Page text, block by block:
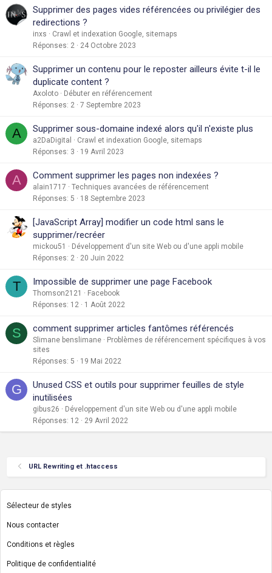
Supprimer des pages vides référencées ou privilégier des
redirections ?
inxs
Crawl et indexation Google, sitemaps
Réponses 2 24 Octobre 2023
Supprimer un contenu pour le reposter ailleurs évite t-il le
duplicate content ?
Axoloto
Débuter en référencement
Réponses 2 7 Septembre 2023
A Supprimer sous-domaine indexé alors qu'il n'existe plus
a2DaDigital
Crawl et indexation Google, sitemaps
Réponses 3 19 Avril 2023
A Comment supprimer les pages non indexées ?
alain1717
Techniques avancées de référencement
Réponses 5 18 Septembre 2023
[JavaScript Array] modifier un code html sans le
supprimer/recréer
mickou51
Développement d'un site Web ou d'une appli mobile
Réponses 2 20 Juin 2022
T Impossible de supprimer une page Facebook
Thomson2121
Facebook
Réponses 12 1 Août 2022
S comment supprimer articles fantômes référencés
Slimane benslimane
Problèmes de référencement spécifiques à vos
sites
Réponses 5 19 Mai 2022
G
Unused CSS et outils pour supprimer feuilles de style
inutilisées
gibus26
Développement d'un site Web ou d'une appli mobile
Réponses 12 29 Avril 2022
URL Rewriting et .htaccess
Sélecteur de styles
Nous contacter
Conditions et règles
Politique de confidentialité